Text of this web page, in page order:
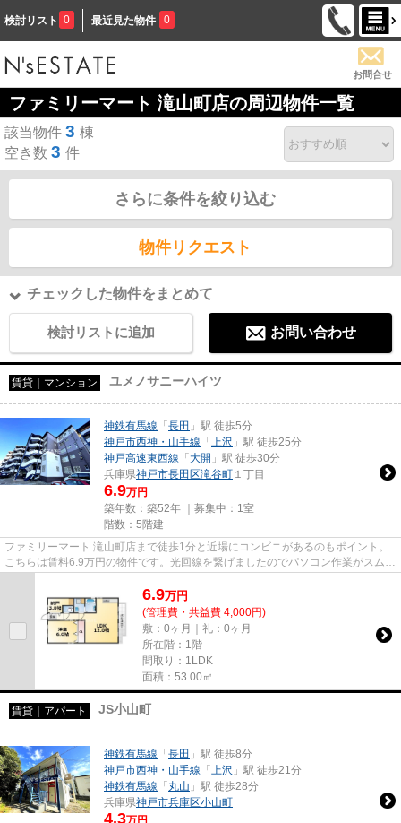
検討リスト 0 最近見た物件 0
お問合せ
ファミリーマート 滝山町店の周辺物件一覧
該当物件 3 棟
空き数 3 件
さらに条件を絞り込む
物件リクエスト
チェックした物件をまとめて
検討リストに追加 お問い合わせ
賃貸｜マンション ユメノサニーハイツ
神鉄有馬線 「 長田 」駅 徒歩5分
神戸市西神・山手線 「 上沢 」駅 徒歩25分
神戸高速東西線 「 大開 」駅 徒歩30分
兵庫県神戸市長田区滝谷町 １丁目
6.9万円
築年数：築52年 ｜募集中： 1室
階数：5階建
ファミリーマート 滝山町店まで徒歩1分と近場にコンビニがあるのもポイント。
こちらは賃料6.9万円の物件です。光回線を繋げましたのでパソコン作業がスムー
6.9万円
(管理費・共益費 4,000円)
敷：0ヶ月｜礼：0ヶ月
所在階：1階
間取り：1LDK
面積：53.00㎡
賃貸｜アパート JS小山町
神鉄有馬線 「 長田 」駅 徒歩8分
神戸市西神・山手線 「 上沢 」駅 徒歩21分
神鉄有馬線 「 丸山 」駅 徒歩28分
兵庫県神戸市兵庫区小山町
4.3万円